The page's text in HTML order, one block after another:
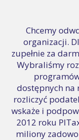
Chcemy
organizacji.
zupełnie za
Wybraliśmy
dostępnych na
rozliczyć
wskaże i
2012 roku
miliony